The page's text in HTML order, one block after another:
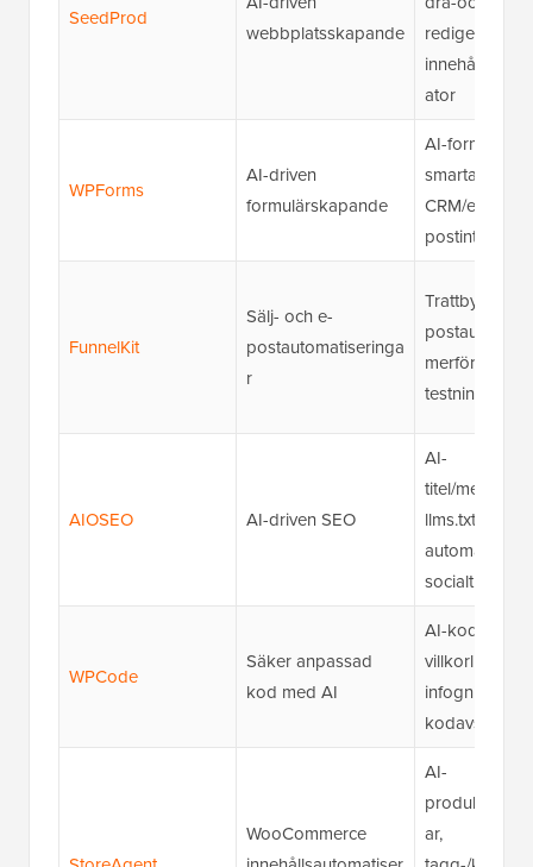
SeedProd
webbplatsskapande
redigerare,
innehålls-/
ator
WPForms
AI-driven
formulärskapande
AI-
smarta
CRM/e-
FunnelKit
Sälj- och e-
postautomatiseringa
r
Trattbyggare,
testning
AIOSEO AI-driven SEO
AI-
titel/
llms.txt-
socialt
WPCode
Säker anpassad
kod med AI
AI-
villkorlig
infogning av
kodavsnitt
WooCommerce
AI-
ar,